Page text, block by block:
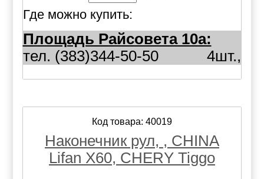
Где можно купить:
Площадь Райсовета 10а:
4шт.,
тел. (383)344-50-50
Код товара: 40019
Наконечник рул, , CHINA
Lifan X60, CHERY Tiggo